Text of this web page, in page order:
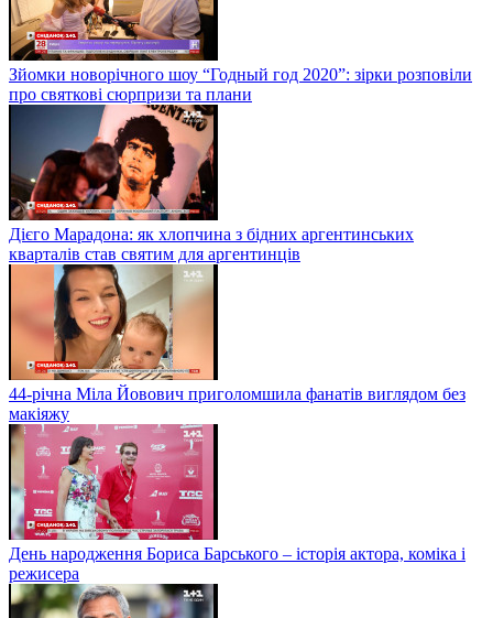
Зйомки новорічного шоу “Годный год 2020”: зірки розповіли
про святкові сюрпризи та плани
Дієго Марадона: як хлопчина з бідних аргентинських
кварталів став святим для аргентинців
44-річна Міла Йовович приголомшила фанатів виглядом без
макіяжу
День народження Бориса Барського – історія актора, коміка і
режисера